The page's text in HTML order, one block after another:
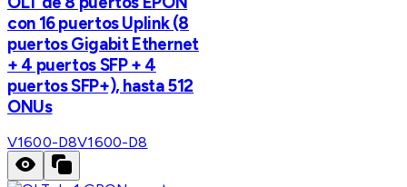
con 16 puertos Uplink (8
puertos Gigabit Ethernet
+ 4 puertos SFP + 4
puertos SFP+), hasta 512
ONUs
V1600-D8V1600-D8